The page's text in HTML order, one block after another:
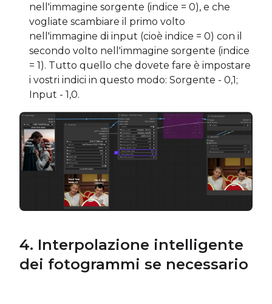
nell'immagine sorgente (indice = 0), e che
vogliate scambiare il primo volto
nell'immagine di input (cioè indice = 0) con il
secondo volto nell'immagine sorgente (indice
= 1). Tutto quello che dovete fare è impostare
i vostri indici in questo modo: Sorgente - 0,1;
Input - 1,0.
4. Interpolazione intelligente
dei fotogrammi se necessario